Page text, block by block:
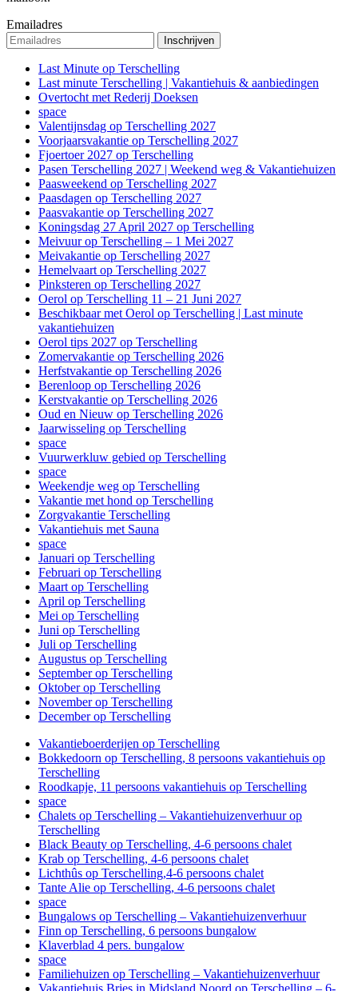
Emailadres
Last Minute op Terschelling
Last minute Terschelling | Vakantiehuis & aanbiedingen
Overtocht met Rederij Doeksen
space
Valentijnsdag op Terschelling 2027
Voorjaarsvakantie op Terschelling 2027
Fjoertoer 2027 op Terschelling
Pasen Terschelling 2027 | Weekend weg & Vakantiehuizen
Paasweekend op Terschelling 2027
Paasdagen op Terschelling 2027
Paasvakantie op Terschelling 2027
Koningsdag 27 April 2027 op Terschelling
Meivuur op Terschelling – 1 Mei 2027
Meivakantie op Terschelling 2027
Hemelvaart op Terschelling 2027
Pinksteren op Terschelling 2027
Oerol op Terschelling 11 – 21 Juni 2027
Beschikbaar met Oerol op Terschelling | Last minute
vakantiehuizen
Oerol tips 2027 op Terschelling
Zomervakantie op Terschelling 2026
Herfstvakantie op Terschelling 2026
Berenloop op Terschelling 2026
Kerstvakantie op Terschelling 2026
Oud en Nieuw op Terschelling 2026
Jaarwisseling op Terschelling
space
Vuurwerkluw gebied op Terschelling
space
Weekendje weg op Terschelling
Vakantie met hond op Terschelling
Zorgvakantie Terschelling
Vakantiehuis met Sauna
space
Januari op Terschelling
Februari op Terschelling
Maart op Terschelling
April op Terschelling
Mei op Terschelling
Juni op Terschelling
Juli op Terschelling
Augustus op Terschelling
September op Terschelling
Oktober op Terschelling
November op Terschelling
December op Terschelling
Vakantieboerderijen op Terschelling
Bokkedoorn op Terschelling, 8 persoons vakantiehuis op
Terschelling
Roodkapje, 11 persoons vakantiehuis op Terschelling
space
Chalets op Terschelling – Vakantiehuizenverhuur op
Terschelling
Black Beauty op Terschelling, 4-6 persoons chalet
Krab op Terschelling, 4-6 persoons chalet
Lichthûs op Terschelling,4-6 persoons chalet
Tante Alie op Terschelling, 4-6 persoons chalet
space
Bungalows op Terschelling – Vakantiehuizenverhuur
Finn op Terschelling, 6 persoons bungalow
Klaverblad 4 pers. bungalow
space
Familiehuizen op Terschelling – Vakantiehuizenverhuur